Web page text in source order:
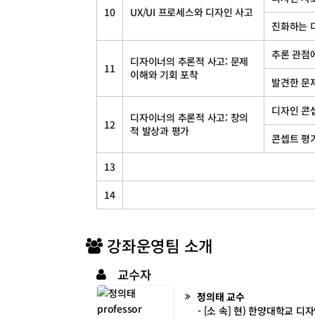
10 UX/UI 프로세스와 디자인 사고
진화하는
11
디자이너의 추론적 사고: 문제
이해와 기회 포착
추론 관점
발견한 문
12
디자이너의 추론적 사고: 창의
적 발상과 평가
디자인 콘
콘셉트 평
13
14
강좌운영팀 소개
교수자
정의태 교수
- [소 속] 현) 한양대학교 디